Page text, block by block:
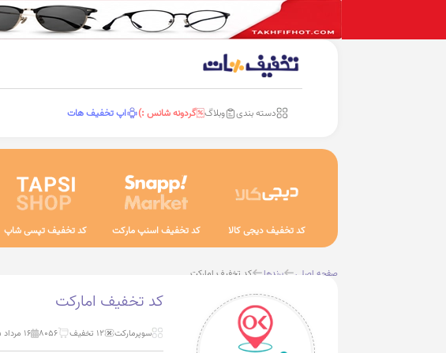
دسته بندی وبلاگ گردونه شانس :) اپ تخفیف هات
کد تخفیف دیجی کالا کد تخفیف اسنپ مارکت کد تخفیف تپسی شاپ
صفحه اصلی برندها کد تخفیف امارکت
کد تخفیف امارکت
سوپرمارکت 12 تخفیف 8056 ۱۶ مرداد ۱۴۰۵ ساعت ۰۵:۵۱